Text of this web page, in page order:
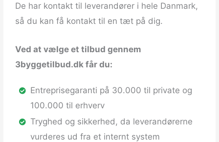
De har kontakt til leverandører i hele Danmark,
så du kan få kontakt til en tæt på dig.
Ved at vælge et tilbud gennem
3byggetilbud.dk får du:
Entreprisegaranti på 30.000 til private og
100.000 til erhverv
Tryghed og sikkerhed, da leverandørerne
vurderes ud fra et internt system